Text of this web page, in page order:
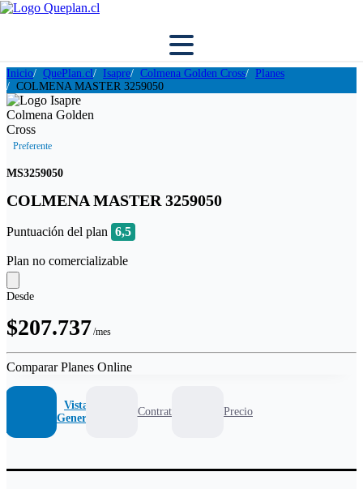
Inicio QuePlan.cl Isapre Colmena Golden Cross
Planes
COLMENA MASTER 3259050
Preferente
MS3259050
COLMENA MASTER 3259050
Puntuación del plan 6,5
Plan no comercializable
Desde
$207.737/mes
Comparar Planes Online
Vista
General
Contrato Precio